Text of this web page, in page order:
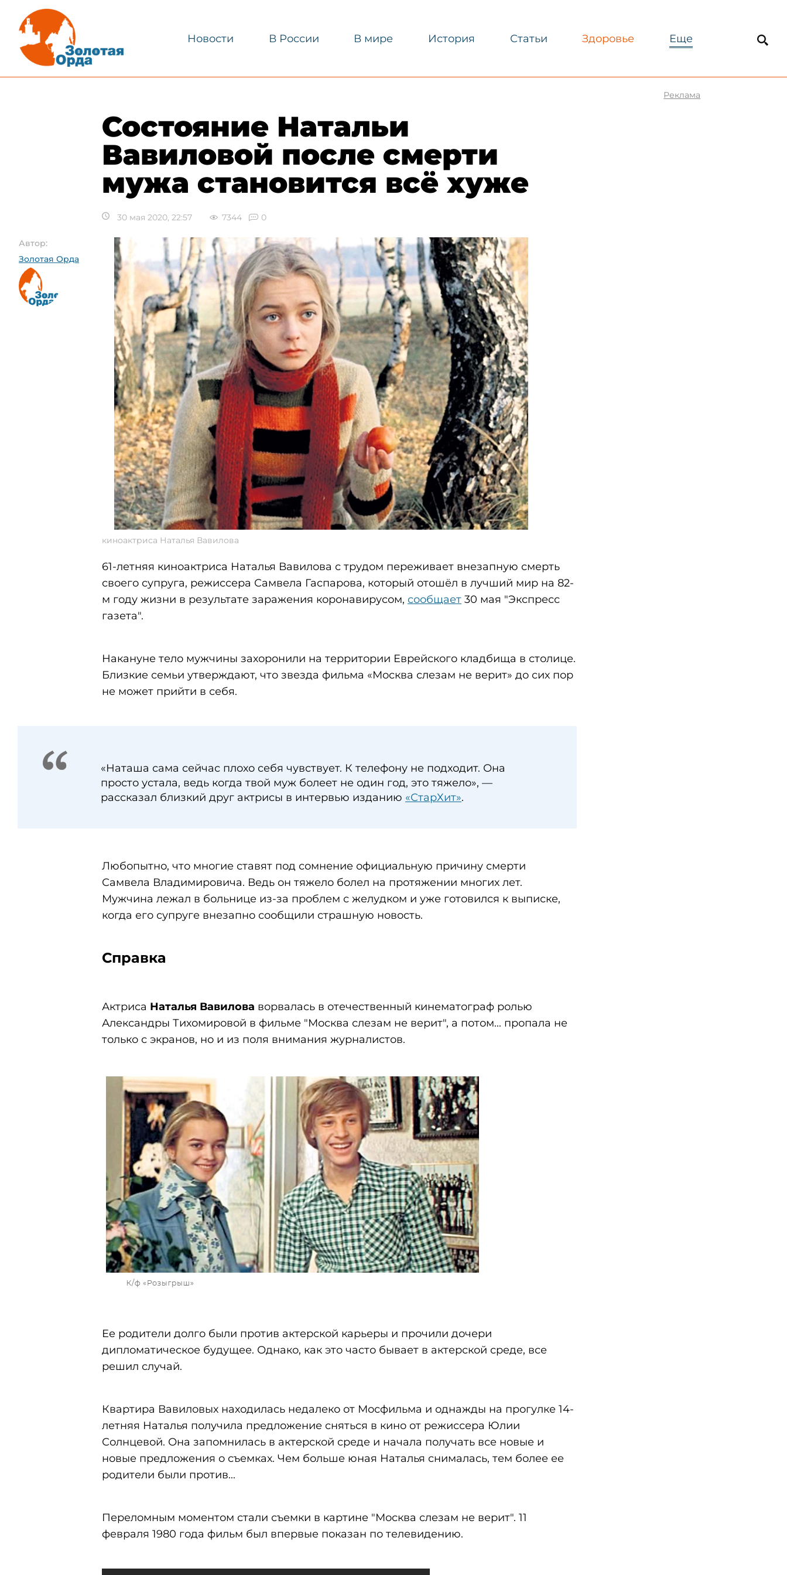
Новости В России В мире История Статьи Здоровье Еще
​Состояние Натальи
Вавиловой после смерти
мужа становится всё хуже
30 мая 2020, 22:57 7344 0
Автор:
Золотая Орда
киноактриса Наталья Вавилова
61-летняя киноактриса Наталья Вавилова с трудом переживает внезапную смерть
своего супруга, режиссера Самвела Гаспарова, который отошёл в лучший мир на 82-
м году жизни в результате заражения коронавирусом, сообщает 30 мая "Экспресс
газета".
Накануне тело мужчины захоронили на территории Еврейского кладбища в столице.
Близкие семьи утверждают, что звезда фильма «Москва слезам не верит» до сих пор
не может прийти в себя.
«Наташа сама сейчас плохо себя чувствует. К телефону не подходит. Она
просто устала, ведь когда твой муж болеет не один год, это тяжело», —
рассказал близкий друг актрисы в интервью изданию «СтарХит».
Любопытно, что многие ставят под сомнение официальную причину смерти
Самвела Владимировича. Ведь он тяжело болел на протяжении многих лет.
Мужчина лежал в больнице из-за проблем с желудком и уже готовился к выписке,
когда его супруге внезапно сообщили страшную новость.
Справка
Актриса Наталья Вавилова ворвалась в отечественный кинематограф ролью
Александры Тихомировой в фильме "Москва слезам не верит", а потом... пропала не
только с экранов, но и из поля внимания журналистов.
Ее родители долго были против актерской карьеры и прочили дочери
дипломатическое будущее. Однако, как это часто бывает в актерской среде, все
решил случай.
Квартира Вавиловых находилась недалеко от Мосфильма и однажды на прогулке 14-
летняя Наталья получила предложение сняться в кино от режиссера Юлии
Солнцевой. Она запомнилась в актерской среде и начала получать все новые и
новые предложения о съемках. Чем больше юная Наталья снималась, тем более ее
родители были против...
Переломным моментом стали съемки в картине "Москва слезам не верит". 11
февраля 1980 года фильм был впервые показан по телевидению.
Реклама